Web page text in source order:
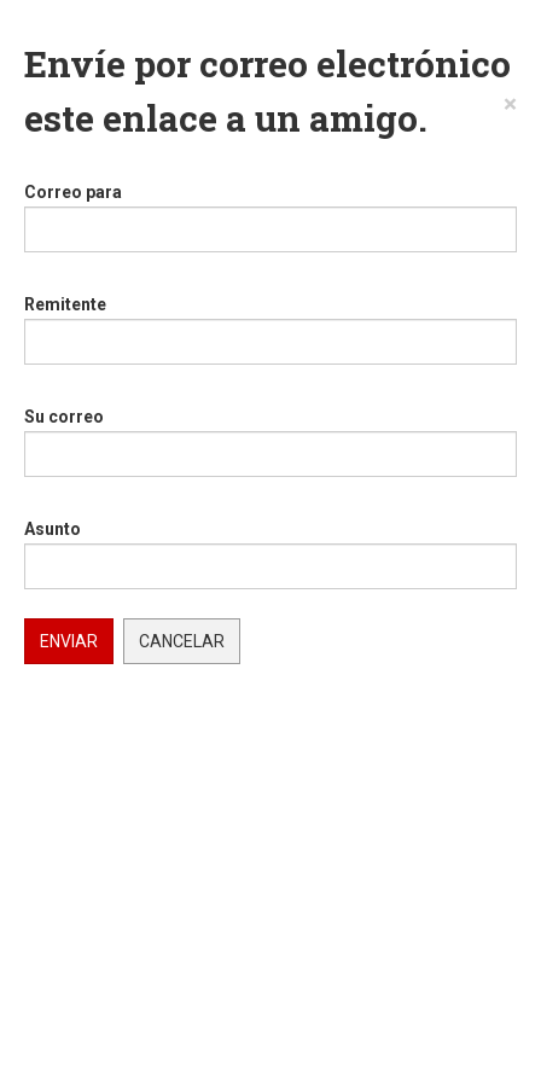
Envíe por correo electrónico
este enlace a un amigo.
×
Correo para
Remitente
Su correo
Asunto
ENVIAR CANCELAR